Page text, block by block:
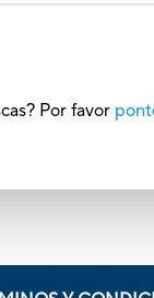
Por favor